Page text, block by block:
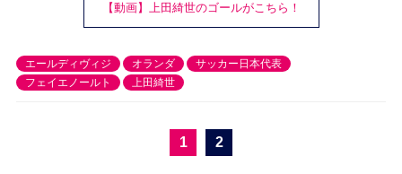
【動画】上田綺世のゴールがこちら！
エールディヴィジ オランダ
サッカー日本代表
フェイエノールト
上田綺世
1 2